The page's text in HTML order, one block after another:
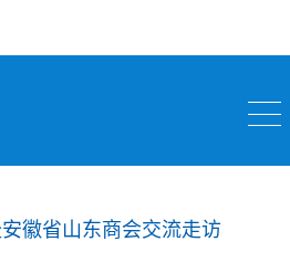
徽省山东商会交流走访